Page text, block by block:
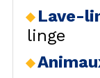
Lave-
linge